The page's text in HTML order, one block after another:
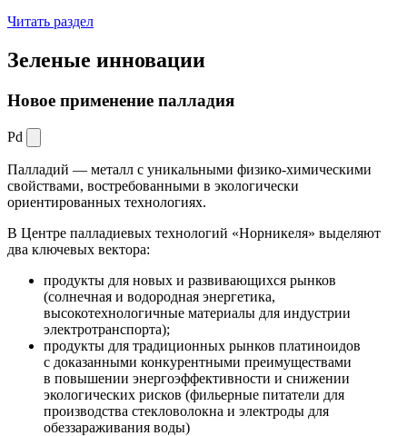
Читать раздел
Зеленые инновации
Новое применение палладия
Pd
Палладий — металл с уникальными физико-химическими
свойствами, востребованными в экологически
ориентированных технологиях.
В Центре палладиевых технологий «Норникеля» выделяют
два ключевых вектора:
продукты для новых и развивающихся рынков
(солнечная и водородная энергетика,
высокотехнологичные материалы для индустрии
электротранспорта);
продукты для традиционных рынков платиноидов
с доказанными конкурентными преимуществами
в повышении энергоэффективности и снижении
экологических рисков (фильерные питатели для
производства стекловолокна и электроды для
обеззараживания воды)